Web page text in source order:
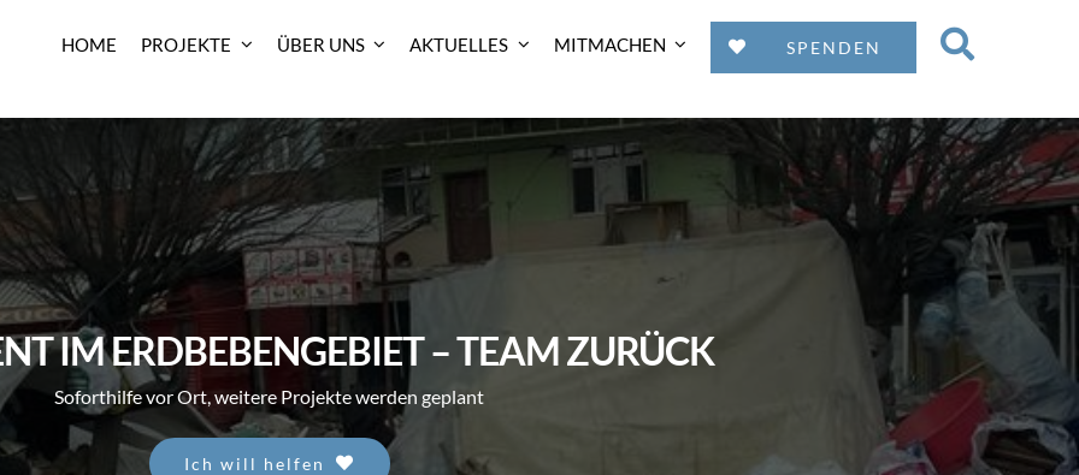
HOME PROJEKTE ÜBER UNS AKTUELLES MITMACHEN SPENDEN
IM ERDBEBENGEBIET – TEAM ZURÜCK
Soforthilfe vor Ort, weitere Projekte werden geplant
Ich will helfen